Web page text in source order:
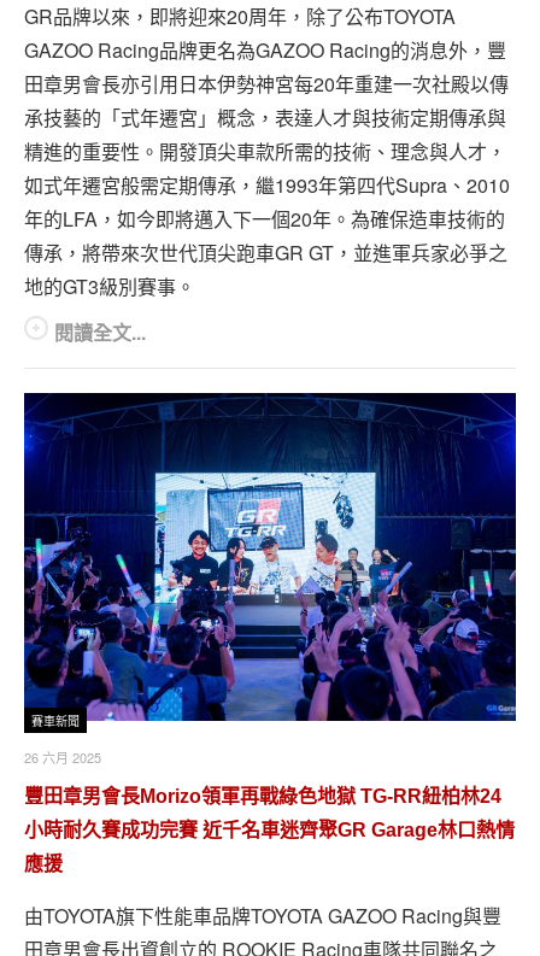
GR品牌以來，即將迎來20周年，除了公布TOYOTA
GAZOO Racing品牌更名為GAZOO Racing的消息外，豐
田章男會長亦引用日本伊勢神宮每20年重建一次社殿以傳
承技藝的「式年遷宮」概念，表達人才與技術定期傳承與
精進的重要性。開發頂尖車款所需的技術、理念與人才，
如式年遷宮般需定期傳承，繼1993年第四代Supra、2010
年的LFA，如今即將邁入下一個20年。為確保造車技術的
傳承，將帶來次世代頂尖跑車GR GT，並進軍兵家必爭之
地的GT3級別賽事。
閱讀全文...
賽車新聞
26 六月 2025
豐田章男會長Morizo領軍再戰綠色地獄 TG-RR紐柏林24
小時耐久賽成功完賽 近千名車迷齊聚GR Garage林口熱情
應援
由TOYOTA旗下性能車品牌TOYOTA GAZOO Racing與豐
田章男會長出資創立的 ROOKIE Racing車隊共同聯名之